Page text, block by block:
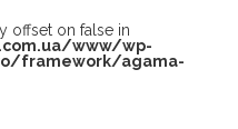
offset on false in
www/wp-
framework/agama-